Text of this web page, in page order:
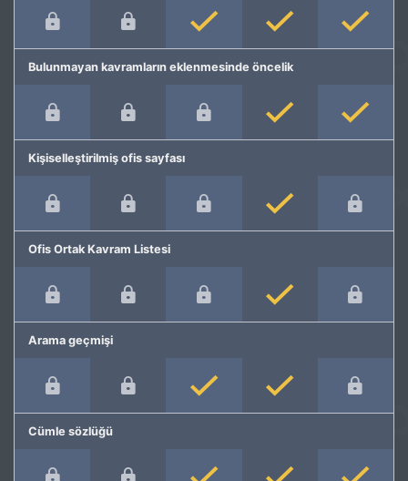
Bulunmayan kavramların eklenmesinde öncelik
Kişiselleştirilmiş ofis sayfası
Ofis Ortak Kavram Listesi
Arama geçmişi
Cümle sözlüğü